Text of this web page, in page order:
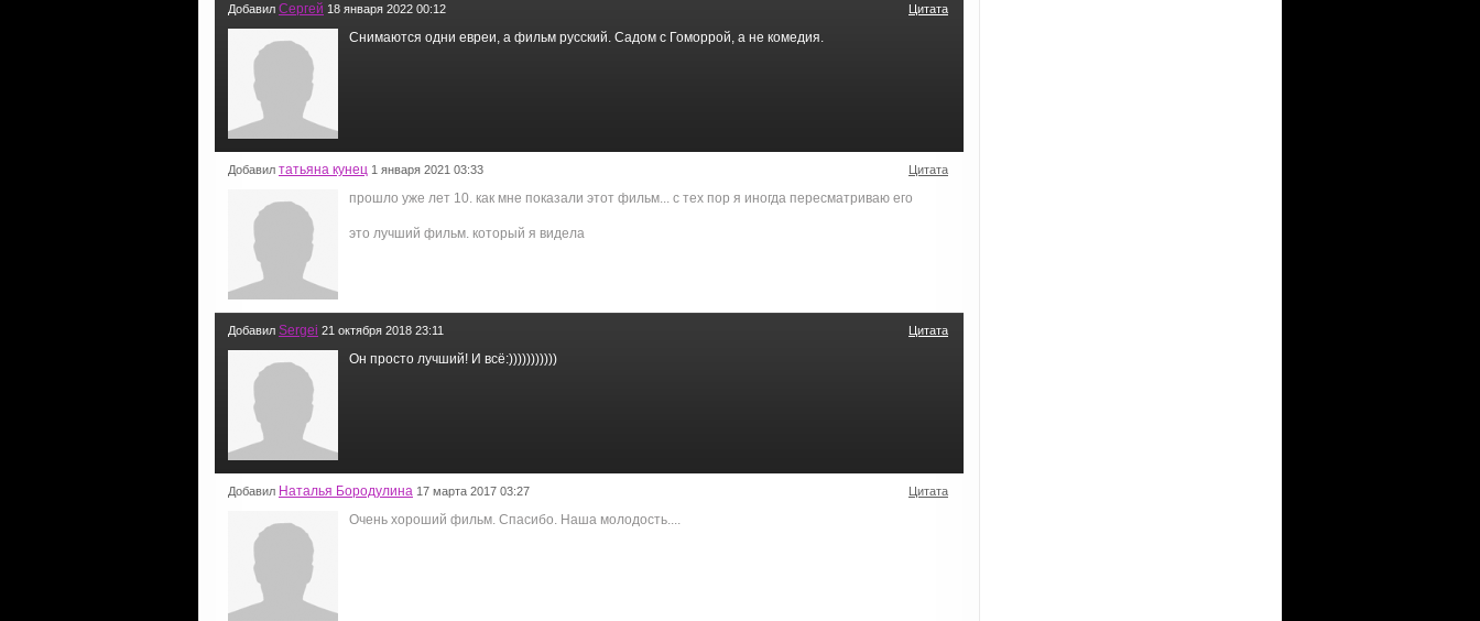
Добавил Сергей 18 января 2022 00:12 Цитата
Снимаются одни евреи, а фильм русский. Садом с Гоморрой, а не комедия.
Добавил татьяна кунец 1 января 2021 03:33 Цитата
прошло уже лет 10. как мне показали этот фильм... с тех пор я иногда пересматриваю его
это лучший фильм. который я видела
Добавил Sergei 21 октября 2018 23:11 Цитата
Он просто лучший! И всё:)))))))))))
Добавил Наталья Бородулина 17 марта 2017 03:27 Цитата
Очень хороший фильм. Спасибо. Наша молодость....